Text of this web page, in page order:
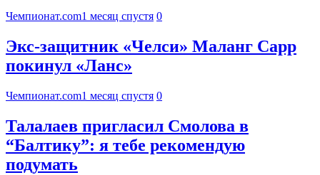
Чемпионат.com1 месяц спустя 0
Экс-защитник «Челси» Маланг Сарр
покинул «Ланс»
Чемпионат.com1 месяц спустя 0
Талалаев пригласил Смолова в
“Балтику”: я тебе рекомендую
подумать